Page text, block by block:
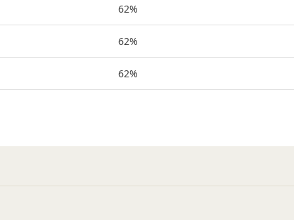
62%
62%
62%